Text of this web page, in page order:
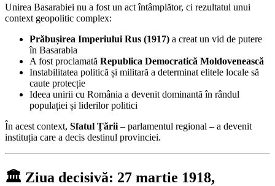
Unirea Basarabiei nu a fost un act întâmplător, ci rezultatul unui
context geopolitic complex:
Prăbușirea Imperiului Rus (1917) a creat un vid de putere
în Basarabia
A fost proclamată Republica Democratică Moldovenească
Instabilitatea politică și militară a determinat elitele locale să
caute protecție
Ideea unirii cu România a devenit dominantă în rândul
populației și liderilor politici
În acest context, Sfatul Țării – parlamentul regional – a devenit
instituția care a decis destinul provinciei.
🏛️ Ziua decisivă: 27 martie 1918,